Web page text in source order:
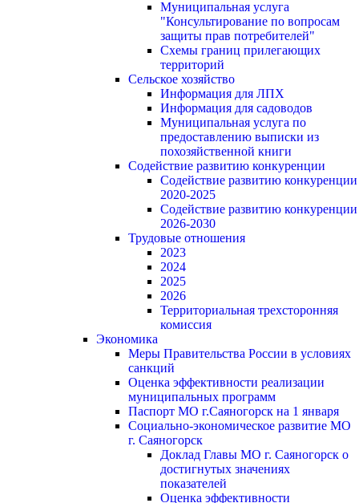
Муниципальная услуга
"Консультирование по вопросам
защиты прав потребителей"
Схемы границ прилегающих
территорий
Сельское хозяйство
Информация для ЛПХ
Информация для садоводов
Муниципальная услуга по
предоставлению выписки из
похозяйственной книги
Содействие развитию конкуренции
Содействие развитию конкуренции
2020-2025
Содействие развитию конкуренции
2026-2030
Трудовые отношения
2023
2024
2025
2026
Территориальная трехсторонняя
комиссия
Экономика
Меры Правительства России в условиях
санкций
Оценка эффективности реализации
муниципальных программ
Паспорт МО г.Саяногорск на 1 января
Социально-экономическое развитие МО
г. Саяногорск
Доклад Главы МО г. Саяногорск о
достигнутых значениях
показателей
Оценка эффективности